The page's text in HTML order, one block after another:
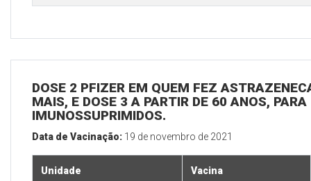
DOSE 2 PFIZER EM QUEM FEZ
MAIS, E DOSE 3 A PARTIR DE 60 ANOS,
IMUNOSSUPRIMIDOS.
Data de Vacinação: 19 de novembro de 2021
Unidade Vacina